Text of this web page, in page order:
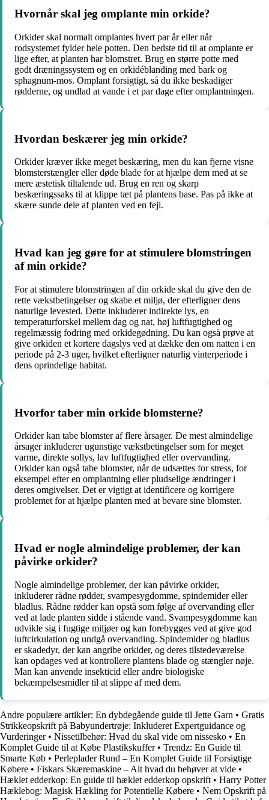
Hvornår skal jeg omplante min orkide?
Orkider skal normalt omplantes hvert par år eller når
rodsystemet fylder hele potten. Den bedste tid til at omplante er
lige efter, at planten har blomstret. Brug en større potte med
godt dræningssystem og en orkidéblanding med bark og
sphagnum-mos. Omplant forsigtigt, så du ikke beskadiger
rødderne, og undlad at vande i et par dage efter omplantningen.
Hvordan beskærer jeg min orkide?
Orkider kræver ikke meget beskæring, men du kan fjerne visne
blomsterstængler eller døde blade for at hjælpe dem med at se
mere æstetisk tiltalende ud. Brug en ren og skarp
beskæringssaks til at klippe tæt på plantens base. Pas på ikke at
skære sunde dele af planten ved en fejl.
Hvad kan jeg gøre for at stimulere blomstringen
af min orkide?
For at stimulere blomstringen af din orkide skal du give den de
rette vækstbetingelser og skabe et miljø, der efterligner dens
naturlige levested. Dette inkluderer indirekte lys, en
temperaturforskel mellem dag og nat, høj luftfugtighed og
regelmæssig fodring med orkidegødning. Du kan også prøve at
give orkiden et kortere dagslys ved at dække den om natten i en
periode på 2-3 uger, hvilket efterligner naturlig vinterperiode i
dens oprindelige habitat.
Hvorfor taber min orkide blomsterne?
Orkider kan tabe blomster af flere årsager. De mest almindelige
årsager inkluderer ugunstige vækstbetingelser som for meget
varme, direkte sollys, lav luftfugtighed eller overvanding.
Orkider kan også tabe blomster, når de udsættes for stress, for
eksempel efter en omplantning eller pludselige ændringer i
deres omgivelser. Det er vigtigt at identificere og korrigere
problemet for at hjælpe planten med at bevare sine blomster.
Hvad er nogle almindelige problemer, der kan
påvirke orkider?
Nogle almindelige problemer, der kan påvirke orkider,
inkluderer rådne rødder, svampesygdomme, spindemider eller
bladlus. Rådne rødder kan opstå som følge af overvanding eller
ved at lade planten sidde i stående vand. Svampesygdomme kan
udvikle sig i fugtige miljøer og kan forebygges ved at give god
luftcirkulation og undgå overvanding. Spindemider og bladlus
er skadedyr, der kan angribe orkider, og deres tilstedeværelse
kan opdages ved at kontrollere plantens blade og stængler nøje.
Man kan anvende insekticid eller andre biologiske
bekæmpelsesmidler til at slippe af med dem.
Andre populære artikler: En dybdegående guide til Jette Garn • Gratis
Strikkeopskrift på Babyundertrøje: Inkluderet Expertguidance og
Vurderinger• Nissetilbehør: Hvad du skal vide om nissesko • En
Komplet Guide til at Købe Plastikskuffer• Trendz: En Guide til
Smarte Køb • Perleplader Rund – En Komplet Guide til Forsigtige
Købere • Fiskars Skæremaskine – Alt hvad du behøver at vide •
Hæklet edderkop: En guide til hæklet edderkop opskrift • Harry Potter
Hæklebog: Magisk Hækling for Potentielle Købere • Nem Opskrift på